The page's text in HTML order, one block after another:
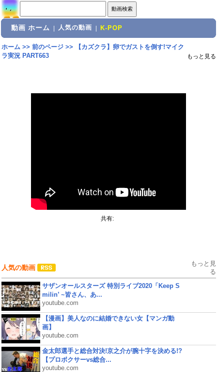
動画 ホーム 人気の動画 K-POP
ホーム>> 前のページ>>
【カズクラ】卵でガストを倒す!マイク
ラ実況 PART663
もっと見る
共有:
人気の動画
もっと見
る
サザンオールスターズ 特別ライブ2020「Keep S
milin’ ~皆さん、あ...
youtube.com
【漫画】美人なのに結婚できない女【マンガ動
画】
youtube.com
金太郎選手と総合対決!京之介が腕十字を決める!?
【プロボクサーvs総合...
youtube.com